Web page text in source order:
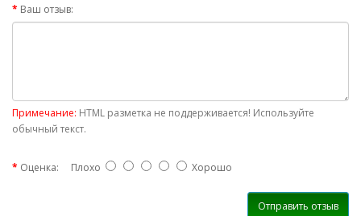
Ваш отзыв:
Примечание: HTML разметка не поддерживается! Используйте
обычный текст.
Оценка: Плохо Хорошо
Отправить отзыв